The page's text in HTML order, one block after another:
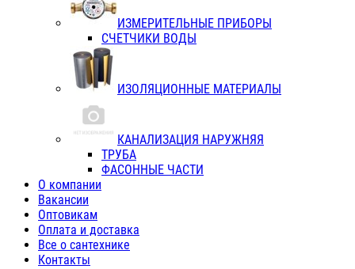
ИЗМЕРИТЕЛЬНЫЕ ПРИБОРЫ
СЧЕТЧИКИ ВОДЫ
ИЗОЛЯЦИОННЫЕ МАТЕРИАЛЫ
КАНАЛИЗАЦИЯ НАРУЖНЯЯ
ТРУБА
ФАСОННЫЕ ЧАСТИ
О компании
Вакансии
Оптовикам
Оплата и доставка
Все о сантехнике
Контакты